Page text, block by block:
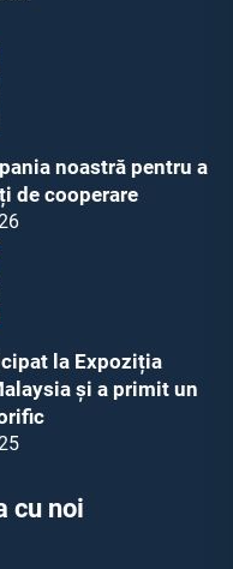
noastră pentru a
de cooperare
la Expoziția
și a primit un
cu noi